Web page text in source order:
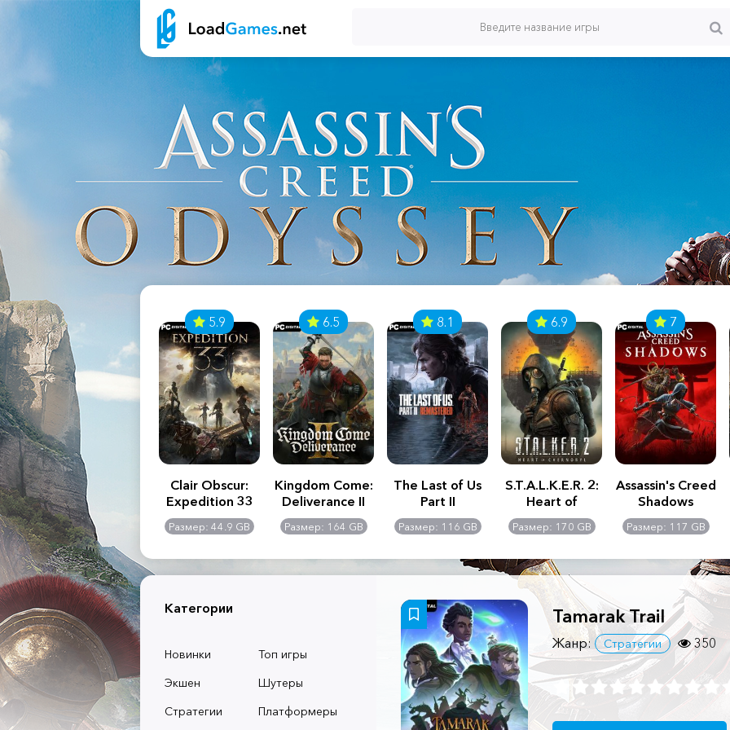
2:
-
GB
Assassin's Creed
Shadows
Размер: 117 GB
5.9
Clair Obscur:
Expedition 33
Размер: 44.9 GB
6.5
Kingdom Come:
Deliverance II
Размер: 164 GB
8.1
The Last of Us
Part II
Remastered
Размер: 116 GB
6.9
S.T.A.L.K.E.R. 2:
Heart of
Chernobyl -
Ultimate Edition
Размер: 170 GB
7
Assassin's Creed
Shadows
Размер: 117 GB
Категории
Новинки
Топ игры
Экшен
Шутеры
Стратегии
Платформеры
Tamarak Trail
Жанр: Стратегии 350